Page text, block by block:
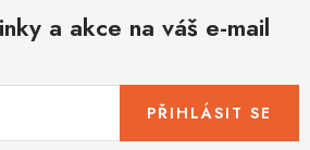
a akce na váš e-mail
PŘIHLÁSIT SE